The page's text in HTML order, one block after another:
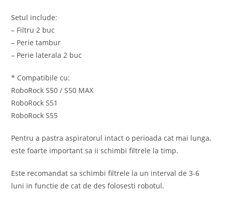
Setul include:
– Filtru 2 buc
– Perie tambur
– Perie laterala 2 buc
* Compatibile cu:
RoboRock S50 / S50 MAX
RoboRock S51
RoboRock S55
Pentru a pastra aspiratorul intact o perioada cat mai lunga,
este foarte important sa ii schimbi filtrele la timp.
Este recomandat sa schimbi filtrele la un interval de 3-6
luni in functie de cat de des folosesti robotul.